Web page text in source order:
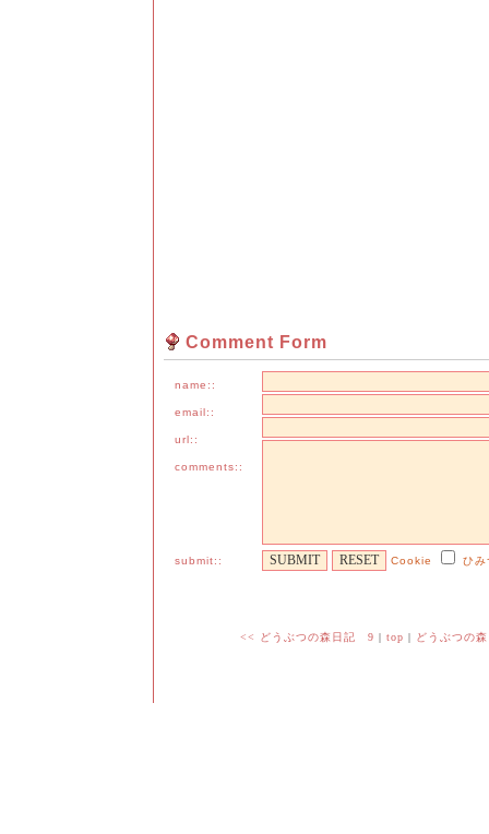
Comment Form
name::
email::
url::
comments::
submit:: Cookie ひみ
<< どうぶつの森日記 9 | top | どうぶつの